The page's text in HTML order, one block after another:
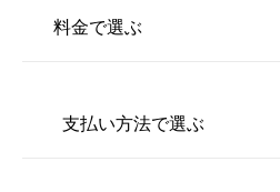
料金で選ぶ
支払い方法で選ぶ